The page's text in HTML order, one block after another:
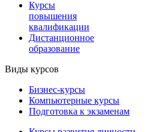
Курсы
повышения
квалификации
Дистанционное
образование
Виды курсов
Бизнес-курсы
Компьютерные курсы
Подготовка к экзаменам